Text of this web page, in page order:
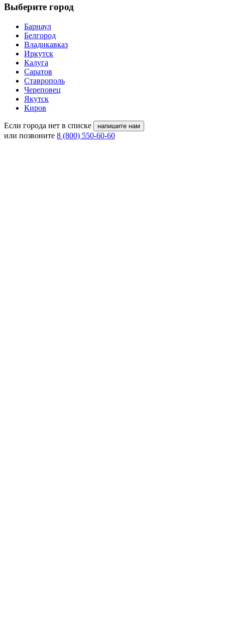
Выберите город
Барнаул
Белгород
Владикавказ
Иркутск
Калуга
Саратов
Ставрополь
Череповец
Якутск
Киров
Если города нет в списке напишите нам
или позвоните 8 (800) 550-60-60